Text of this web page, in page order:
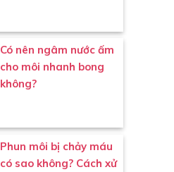
Có nên ngâm nước ấm
cho môi nhanh bong
không?
Phun môi bị chảy máu
có sao không? Cách xử